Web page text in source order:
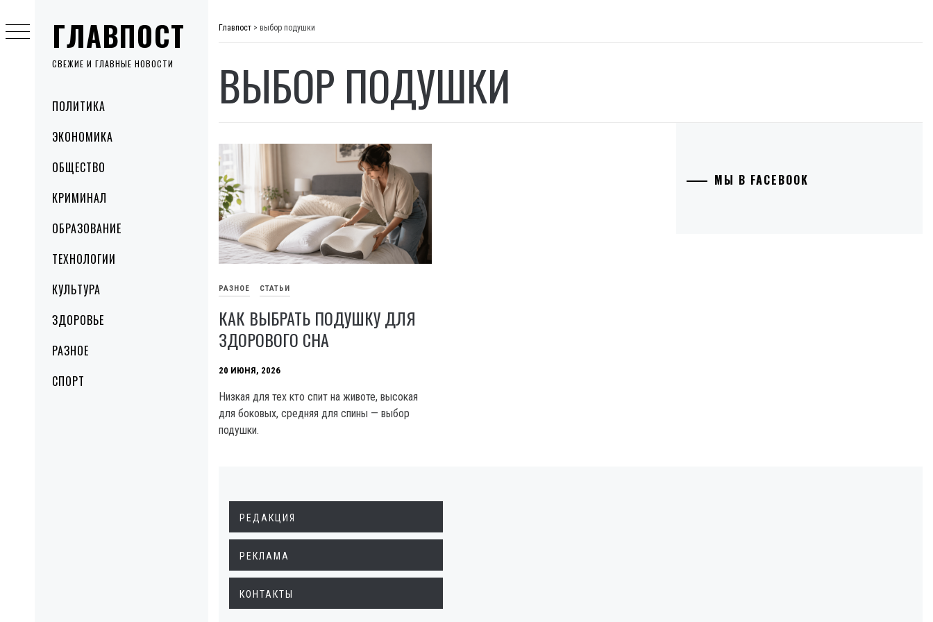
ГЛАВПОСТ
СВЕЖИЕ И ГЛАВНЫЕ НОВОСТИ
MenuПОЛИТИКА
ЭКОНОМИКА
ОБЩЕСТВО
КРИМИНАЛ
ОБРАЗОВАНИЕ
ТЕХНОЛОГИИ
КУЛЬТУРА
ЗДОРОВЬЕ
РАЗНОЕ
СПОРТ
to
content
Главпост > выбор подушки
ВЫБОР ПОДУШКИ
РАЗНОЕ СТАТЬИ
КАК ВЫБРАТЬ ПОДУШКУ ДЛЯ
ЗДОРОВОГО СНА
20 ИЮНЯ, 2026
Низкая для тех кто спит на животе, высокая
для боковых, средняя для спины — выбор
подушки.
МЫ В FACEBOOK
РЕДАКЦИЯ
РЕКЛАМА
КОНТАКТЫ